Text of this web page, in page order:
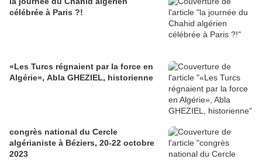
célébrée à Paris ?!
«Les Turcs régnaient par la force en
Algérie», Abla GHEZIEL, historienne
congrès national du Cercle
algérianiste à Béziers, 20-22 octobre
2023